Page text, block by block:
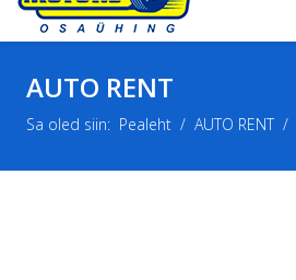
AUTO RENT
Sa oled siin: Pealeht AUTO RENT